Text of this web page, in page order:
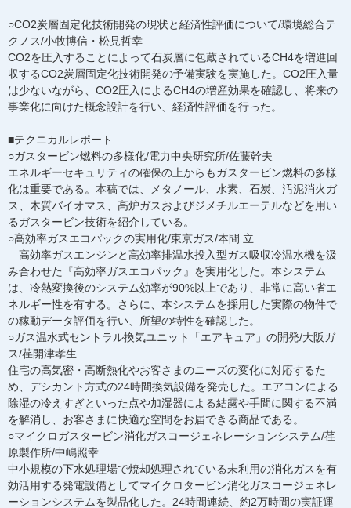
○CO2炭層固定化技術開発の現状と経済性評価について/環境総合テ
クノス/小牧博信・松見哲幸
CO2を圧入することによって石炭層に包蔵されているCH4を増進回
収するCO2炭層固定化技術開発の予備実験を実施した。CO2圧入量
は少ないながら、CO2圧入によるCH4の増産効果を確認し、将来の
事業化に向けた概念設計を行い、経済性評価を行った。
■テクニカルレポート
○ガスタービン燃料の多様化/電力中央研究所/佐藤幹夫
エネルギーセキュリティの確保の上からもガスタービン燃料の多様
化は重要である。本稿では、メタノール、水素、石炭、汚泥消火ガ
ス、木質バイオマス、高炉ガスおよびジメチルエーテルなどを用い
るガスタービン技術を紹介している。
○高効率ガスエコパックの実用化/東京ガス/本間 立
高効率ガスエンジンと高効率排温水投入型ガス吸収冷温水機を汲
み合わせた『高効率ガスエコパック』を実用化した。本システム
は、冷熱変換後のシステム効率が90%以上であり、非常に高い省エ
ネルギー性を有する。さらに、本システムを採用した実際の物件で
の稼動データ評価を行い、所望の特性を確認した。
○ガス温水式セントラル換気ユニット「エアキュア」の開発/大阪ガ
ス/荏開津孝生
住宅の高気密・高断熱化やお客さまのニーズの変化に対応するた
め、デシカント方式の24時間換気設備を発売した。エアコンによる
除湿の冷えすぎといった点や加湿器による結露や手間に関する不満
を解消し、お客さまに快適な空間をお届できる商品である。
○マイクロガスタービン消化ガスコージェネレーションシステム/荏
原製作所/中嶋照幸
中小規模の下水処理場で焼却処理されている未利用の消化ガスを有
効活用する発電設備としてマイクロタービン消化ガスコージェネレ
ーションシステムを製品化した。24時間連続、約2万時間の実証運